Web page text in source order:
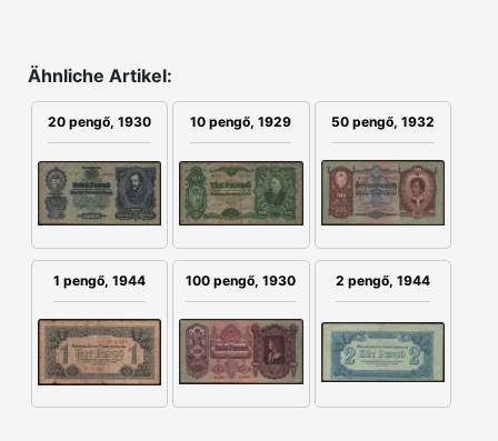
Ähnliche Artikel:
20 pengő, 1930 10 pengő, 1929 50 pengő, 1932
1 pengő, 1944 100 pengő, 1930 2 pengő, 1944